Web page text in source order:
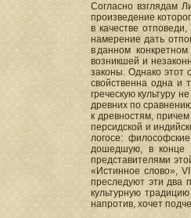
Согласно взглядам
произведение
в качестве
намерение дать
в данном
возникшей и
законы. Однако этот
свойственна одна и
греческую культуру
древних по
к древностям,
персидской и
логосе:
дошедшую, в конце
представителями
«Истинное слово»,
преследуют эти два
культурную
напротив, хочет